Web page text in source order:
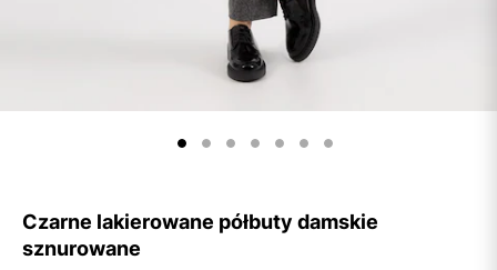
Czarne lakierowane półbuty damskie
sznurowane